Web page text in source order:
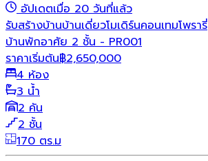
อัปเดตเมื่อ 20 วันที่แล้ว
รับสร้างบ้านบ้านเดี่ยวโมเดิร์นคอนเทมโพรารี่
บ้านพักอาศัย 2 ชั้น - PR001
ราคาเริ่มต้น฿2,650,000
4 ห้อง
3 น้ำ
2 คัน
2 ชั้น
170 ตร.ม